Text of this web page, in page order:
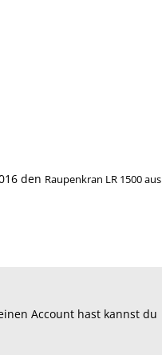
den Raupenkran LR 1500aus
Account hast kannst du